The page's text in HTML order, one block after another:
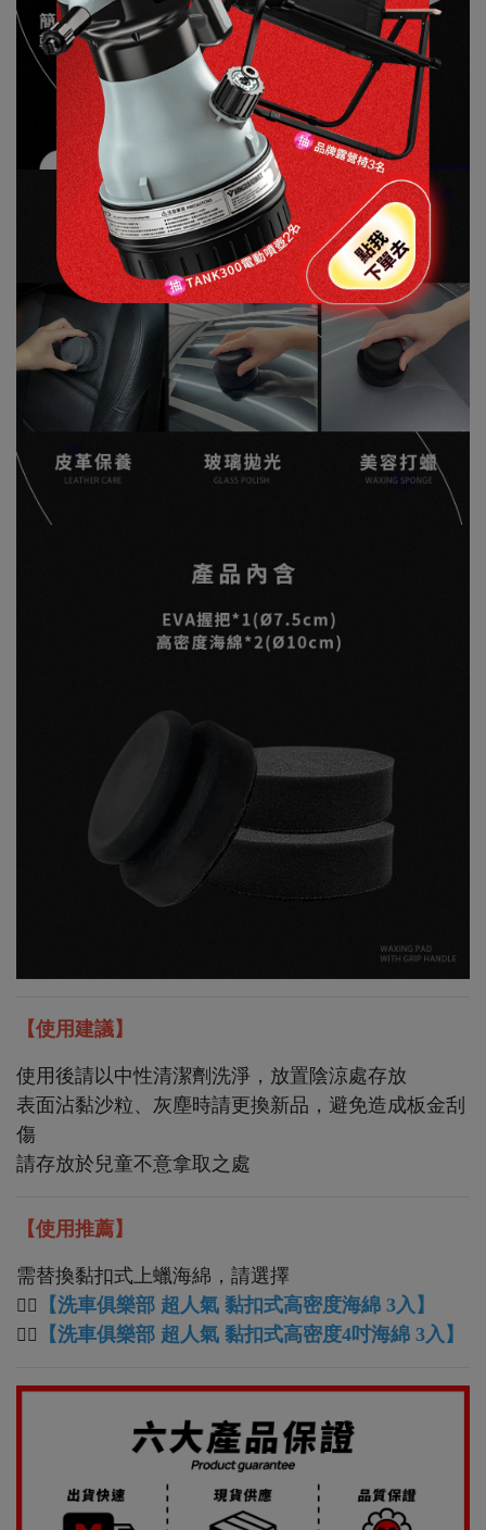
【使用建議】
使用後請以中性清潔劑洗淨，放置陰涼處存放
表面沾黏沙粒、灰塵時請更換新品，避免造成板金刮
傷
請存放於兒童不意拿取之處
【使用推薦】
需替換黏扣式上蠟海綿，請選擇
👉🏻 【洗車俱樂部 超人氣 黏扣式高密度海綿 3入】
👉🏻 【洗車俱樂部 超人氣 黏扣式高密度4吋海綿 3入】